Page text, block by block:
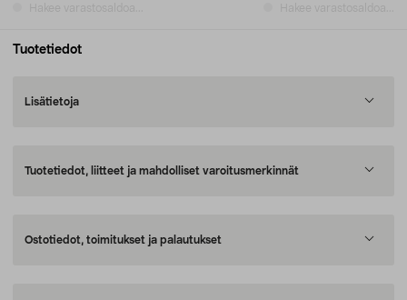
Tuotetiedot
Lisätietoja
Tuotetiedot, liitteet ja mahdolliset varoitusmerkinnät
Ostotiedot, toimitukset ja palautukset